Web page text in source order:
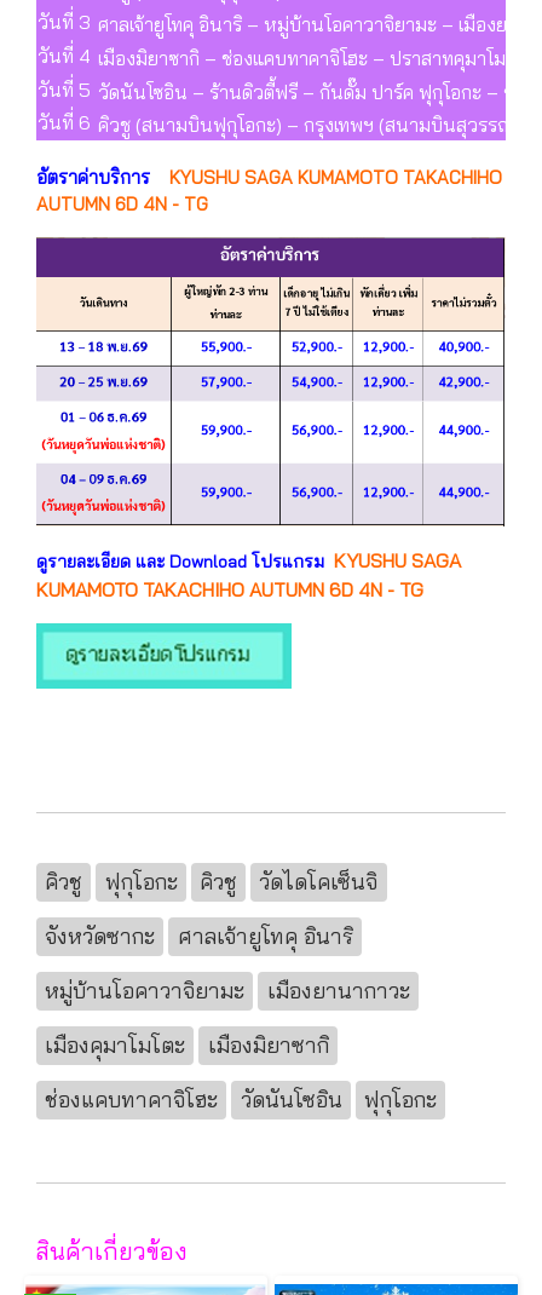
วันที่ 3 ศาลเจ้ายูโทคุ อินาริ – หมู่บ้านโอคาวาจิยามะ – เมืองยา
วันที่ 4 เมืองมิยาซากิ – ช่องแคบทาคาจิโฮะ – ปราสาทคุมาโมโต
วันที่ 5 วัดนันโซอิน – ร้านดิวตี้ฟรี – กันดั๊ม ปาร์ค ฟุกุโอกะ – ช้อ
วันที่ 6 คิวชู (สนามบินฟุกุโอกะ) – กรุงเทพฯ (สนามบินสุวรรณภูมิ
อัตราค่าบริการ
KYUSHU SAGA KUMAMOTO TAKACHIHO
AUTUMN 6D 4N - TG
ดูรายละเอียด และ Download โปรแกรม KYUSHU SAGA
KUMAMOTO TAKACHIHO AUTUMN 6D 4N - TG
คิวชู ฟุกุโอกะ คิวชู
วัดไดโคเซ็นจิ
จังหวัดซากะ
ศาลเจ้ายูโทคุ อินาริ
หมู่บ้านโอคาวาจิยามะ
เมืองยานากาวะ
เมืองคุมาโมโตะ
เมืองมิยาซากิ
ช่องแคบทาคาจิโฮะ
วัดนันโซอิน ฟุกุโอกะ
สินค้าเกี่ยวข้อง